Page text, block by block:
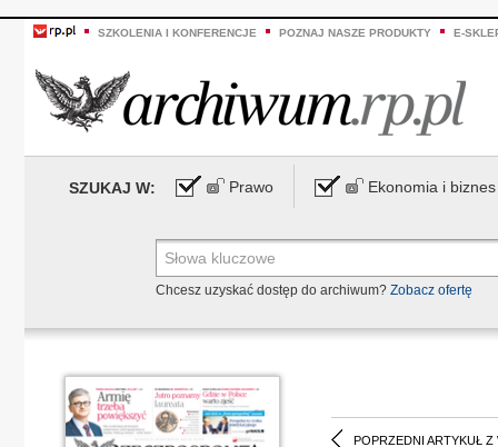
SZKOLENIA I KONFERENCJE POZNAJ NASZE PRODUKTY E-
SZUKAJ W: Prawo Ekonomia i biznes
Chcesz uzyskać dostęp do archiwum? Zobacz ofertę
POPRZEDNI ARTYKUŁ Z